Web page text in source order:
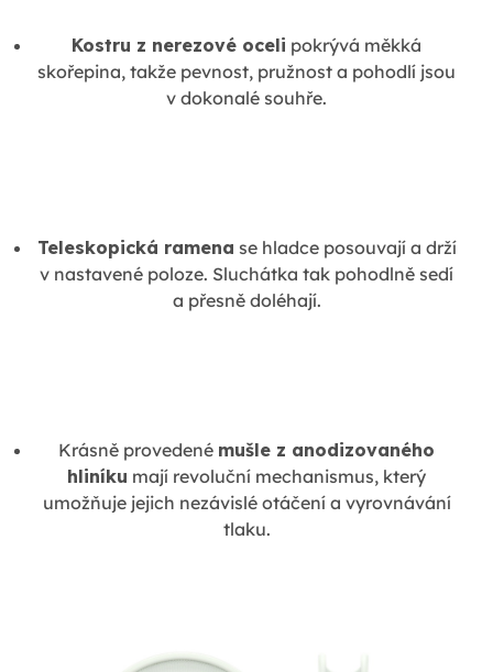
Kostru z nerezové oceli pokrývá měkká
skořepina, takže pevnost, pružnost a pohodlí jsou
v dokonalé souhře.
Teleskopická ramena se hladce posouvají a drží
v nastavené poloze. Sluchátka tak pohodlně sedí
a přesně doléhají.
Krásně provedené mušle z anodizovaného
hliníku mají revoluční mechanismus, který
umožňuje jejich nezávislé otáčení a vyrovnávání
tlaku.